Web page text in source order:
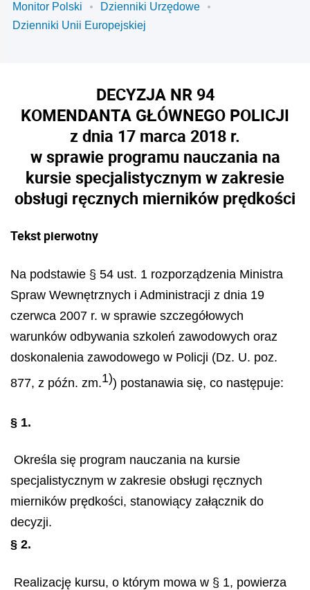
Monitor Polski
Dzienniki Urzędowe
Dzienniki Unii Europejskiej
DECYZJA NR 94
KOMENDANTA GŁÓWNEGO POLICJI
z dnia 17 marca 2018 r.
w sprawie programu nauczania na
kursie specjalistycznym w zakresie
obsługi ręcznych mierników prędkości
Tekst pierwotny
Na podstawie § 54 ust. 1 rozporządzenia Ministra
Spraw Wewnętrznych i Administracji z dnia 19
czerwca 2007 r. w sprawie szczegółowych
warunków odbywania szkoleń zawodowych oraz
doskonalenia zawodowego w Policji (Dz. U. poz.
877, z późn. zm.1)) postanawia się, co następuje:
§ 1.
Określa się program nauczania na kursie
specjalistycznym w zakresie obsługi ręcznych
mierników prędkości, stanowiący załącznik do
decyzji.
§ 2.
Realizację kursu, o którym mowa w § 1, powierza